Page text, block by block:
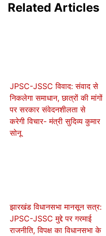
Related Articles
JPSC-JSSC विवाद: संवाद से
निकलेगा समाधान, छात्रों की मांगों
पर सरकार संवेदनशीलता से
करेगी विचार- मंत्री सुदिव्य कुमार
सोनू
झारखंड विधानसभा मानसून सत्र:
JPSC-JSSC मुद्दे पर गरमाई
राजनीति, विपक्ष का विधानसभा के